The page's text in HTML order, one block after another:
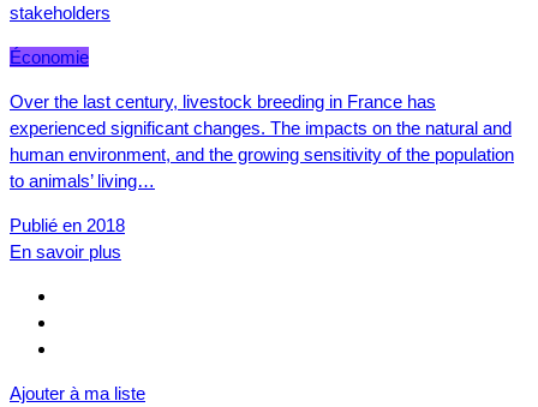
stakeholders
Économie
Over the last century, livestock breeding in France has
experienced significant changes. The impacts on the natural and
human environment, and the growing sensitivity of the population
to animals’ living…
Publié en 2018
En savoir plus
Ajouter à ma liste